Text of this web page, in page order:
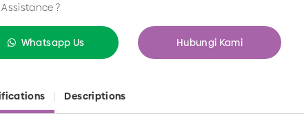
?
Whatsapp Us Hubungi Kami
Descriptions